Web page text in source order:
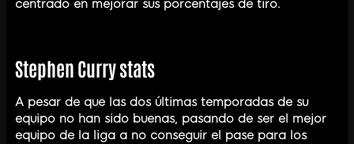
centrado en mejorar sus porcentajes de tiro.
Stephen Curry stats
A pesar de que las dos últimas temporadas de su
equipo no han sido buenas, pasando de ser el mejor
equipo de la liga a no conseguir el pase para los